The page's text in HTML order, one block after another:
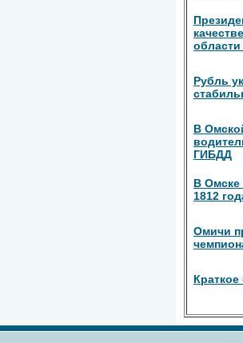
Рубль
В
ГИБДД
В
1812
Омичи
Краткое